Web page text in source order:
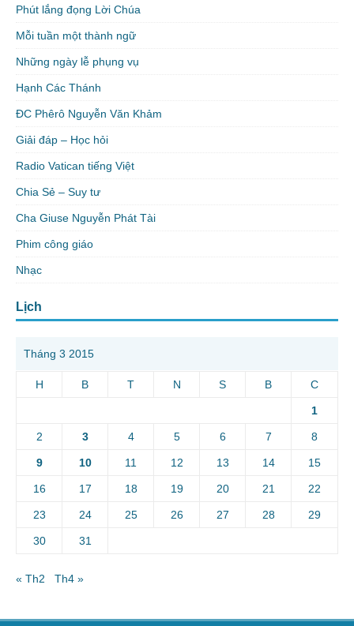
Phút lắng đọng Lời Chúa
Mỗi tuần một thành ngữ
Những ngày lễ phụng vụ
Hạnh Các Thánh
ĐC Phêrô Nguyễn Văn Khảm
Giải đáp – Học hỏi
Radio Vatican tiếng Việt
Chia Sẻ – Suy tư
Cha Giuse Nguyễn Phát Tài
Phim công giáo
Nhạc
Lịch
Tháng 3 2015
H B T N S B C
1
2 3 4 5 6 7 8
9 10 11 12 13 14 15
16 17 18 19 20 21 22
23 24 25 26 27 28 29
30 31
« Th2 Th4 »